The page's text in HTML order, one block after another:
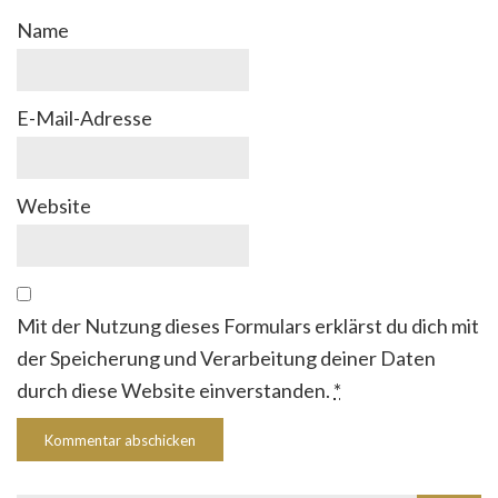
Name
E-Mail-Adresse
Website
Mit der Nutzung dieses Formulars erklärst du dich mit
der Speicherung und Verarbeitung deiner Daten
durch diese Website einverstanden. *